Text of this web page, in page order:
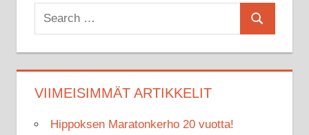
Search
for:
Search
VIIMEISIMMÄT ARTIKKELIT
Hippoksen Maratonkerho 20 vuotta!